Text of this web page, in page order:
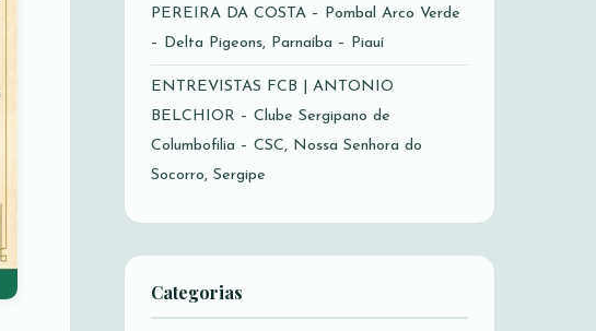
PEREIRA DA COSTA – Pombal Arco Verde
– Delta Pigeons, Parnaíba – Piauí
ENTREVISTAS FCB | ANTONIO
BELCHIOR – Clube Sergipano de
Columbofilia – CSC, Nossa Senhora do
Socorro, Sergipe
Categorias